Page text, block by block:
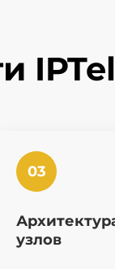
IPTel
узлов